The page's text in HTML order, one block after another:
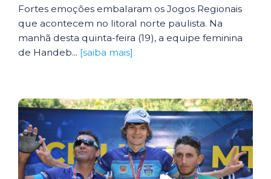
Fortes emoções embalaram os Jogos Regionais
que acontecem no litoral norte paulista. Na
manhã desta quinta-feira (19), a equipe feminina
de Handeb... [saiba mais]